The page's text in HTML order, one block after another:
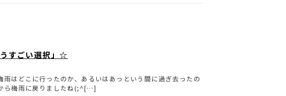
すごい選択」☆
はどこに行ったのか、あるいはあっという間に過ぎ去ったの
ら梅雨に戻りましたね(;^[…]